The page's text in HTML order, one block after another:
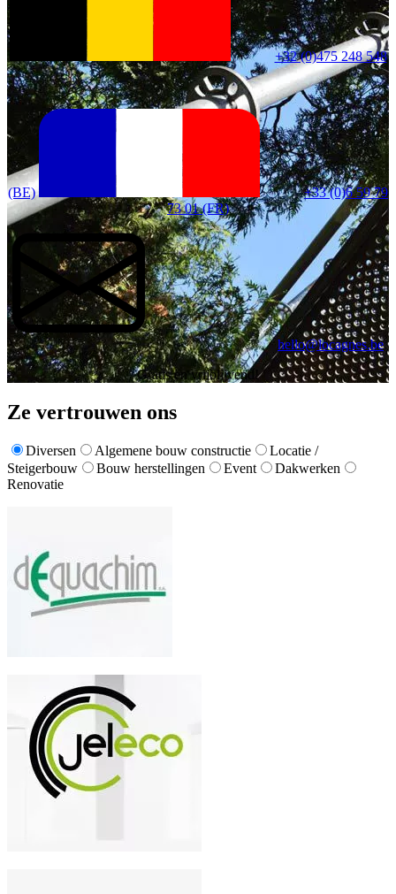
+32 (0)475 248 548
(BE)
+33 (0)6 59 79
73 01 (FR)
hello@locagnes.be
Gratis en vrijblijvend!
Ze vertrouwen ons
Diversen Algemene bouw constructie
Locatie /
Steigerbouw
Bouw herstellingen Event
Dakwerken
Renovatie